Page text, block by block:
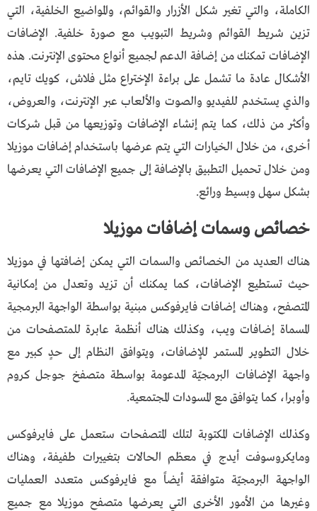
الكاملة، والتي تغير شكل الأزرار والقوائم، والمواضيع الخلفية، التي
تزين شريط القوائم وشريط التبويب مع صورة خلفية. الإضافات
الإضافات تمكنك من إضافة الدعم لجميع أنواع محتوى الإنترنت. هذه
الأشكال عادة ما تشمل على براءة الإختراع مثل فلاش، كويك تايم،
والذي يستخدم للفيديو والصوت والألعاب عبر الإنترنت، والعروض،
وأكثر من ذلك، كما يتم إنشاء الإضافات وتوزيعها من قبل شركات
أخرى، من خلال الخيارات التي يتم عرضها باستخدام إضافات موزيلا
ومن خلال تحميل التطبيق بالإضافة إلى جميع الإضافات التي يعرضها
بشكل سهل وبسيط ورائع.
خصائص وسمات إضافات موزيلا
هناك العديد من الخصائص والسمات التي يمكن إضافتها في موزيلا
حيث تستطيع الإضافات، كما يمكنك أن تزيد وتعدل من إمكانية
المتصفح، وهناك إضافات فايرفوكس مبنية بواسطة الواجهة البرمجية
المسماة إضافات ويب، وكذلك هناك أنظمة عابرة للمتصفحات من
خلال التطوير المستمر للإضافات، ويتوافق النظام إلى حدٍ كبير مع
واجهة الإضافات البرمجيّة المدعومة بواسطة متصفخ جوجل كروم
وأوبرا، كما يتوافق مع المسودات المجتمعية.
وكذلك الإضافات المكتوبة لتلك المتصفحات ستعمل على فايرفوكس
ومايكروسوفت أيدج في معظم الحالات بتغييرات طفيفة، وهناك
الواجهة البرمجيّة متوافقة أيضاً مع فايرفوكس متعدد العمليات
وغيرها من الأمور الأخرى التي يعرضها متصفح موزيلا مع جميع